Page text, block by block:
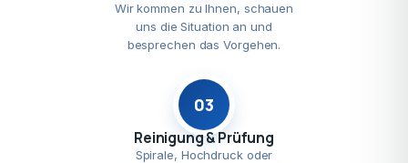
Wir kommen zu Ihnen, schauen
uns die Situation an und
besprechen das Vorgehen.
03
Reinigung & Prüfung
Spirale, Hochdruck oder